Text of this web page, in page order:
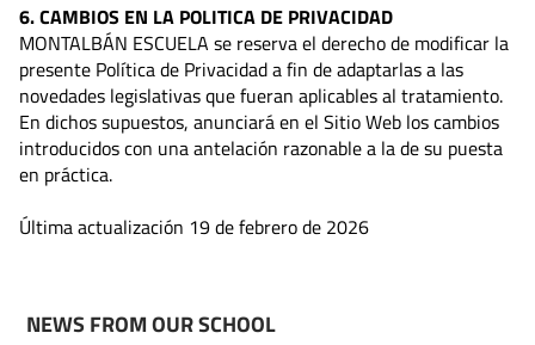
6. CAMBIOS EN LA POLITICA DE PRIVACIDAD
MONTALBÁN ESCUELA se reserva el derecho de modificar la
presente Política de Privacidad a fin de adaptarlas a las
novedades legislativas que fueran aplicables al tratamiento.
En dichos supuestos, anunciará en el Sitio Web los cambios
introducidos con una antelación razonable a la de su puesta
en práctica.
Última actualización 19 de febrero de 2026
NEWS FROM OUR SCHOOL